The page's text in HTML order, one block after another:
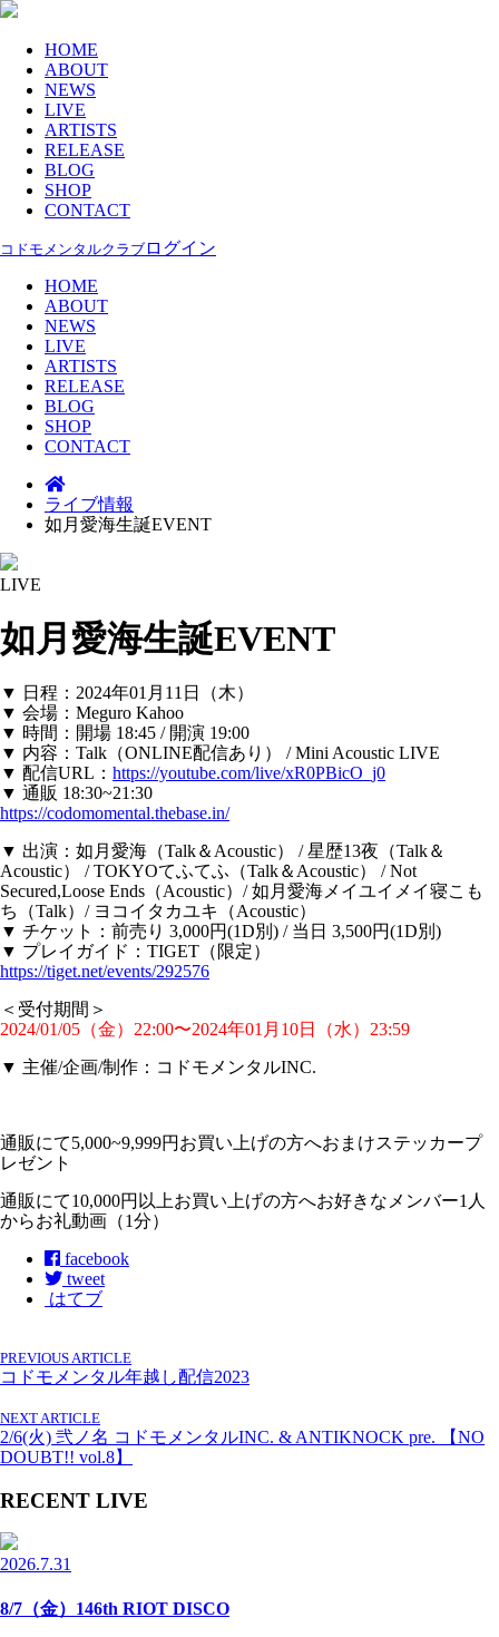
HOME
ABOUT
NEWS
LIVE
ARTISTS
RELEASE
BLOG
SHOP
CONTACT
コドモメンタルクラブ ログイン
HOME
ABOUT
NEWS
LIVE
ARTISTS
RELEASE
BLOG
SHOP
CONTACT
ライブ情報
如月愛海生誕EVENT
LIVE
如月愛海生誕EVENT
▼ 日程：2024年01月11日（木）
▼ 会場：Meguro Kahoo
▼ 時間：開場 18:45 / 開演 19:00
▼ 内容：Talk（ONLINE配信あり） / Mini Acoustic LIVE
▼ 配信URL： https://youtube.com/live/xR0PBicO_j0
▼ 通販 18:30~21:30
https://codomomental.thebase.in/
▼ 出演：如月愛海（Talk＆Acoustic） / 星歴13夜（Talk＆
Acoustic） / TOKYOてふてふ（Talk＆Acoustic） / Not
Secured,Loose Ends（Acoustic）/ 如月愛海メイユイメイ寝こも
ち（Talk）/ ヨコイタカユキ（Acoustic）
▼ チケット：前売り 3,000円(1D別) / 当日 3,500円(1D別)
▼ プレイガイド：TIGET（限定）
https://tiget.net/events/292576
＜受付期間＞
2024/01/05（金）22:00〜2024年01月10日（水）23:59
▼ 主催/企画/制作：コドモメンタルINC.
通販にて5,000~9,999円お買い上げの方へおまけステッカープ
レゼント
通販にて10,000円以上お買い上げの方へお好きなメンバー1人
からお礼動画（1分）
facebook
tweet
はてブ
PREVIOUS ARTICLE
コドモメンタル年越し配信2023
NEXT ARTICLE
2/6(火) 弐ノ名 コドモメンタルINC. & ANTIKNOCK pre. 【NO
DOUBT!! vol.8】
RECENT LIVE
2026.7.31
8/7（金）146th RIOT DISCO